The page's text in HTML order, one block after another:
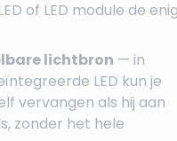
of LED module de
lichtbron — in
LED kun je
vervangen als hij aan
zonder het hele